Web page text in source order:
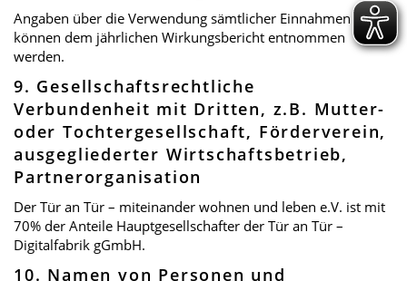
Angaben über die Verwendung sämtlicher Einnahmen
können dem jährlichen Wirkungsbericht entnommen
werden.
9. Gesellschaftsrechtliche
Verbundenheit mit Dritten, z.B. Mutter-
oder Tochtergesellschaft, Förderverein,
ausgegliederter Wirtschaftsbetrieb,
Partnerorganisation
Der Tür an Tür – miteinander wohnen und leben e.V. ist mit
70% der Anteile Hauptgesellschafter der Tür an Tür –
Digitalfabrik gGmbH.
10. Namen von Personen und